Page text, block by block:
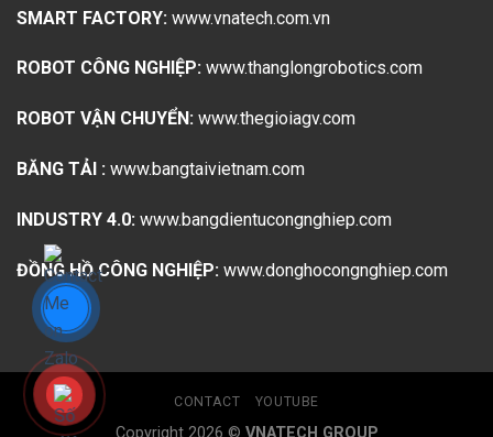
SMART FACTORY: www.vnatech.com.vn
ROBOT CÔNG NGHIỆP: www.thanglongrobotics.com
ROBOT VẬN CHUYỂN: www.thegioiagv.com
BĂNG TẢI : www.bangtaivietnam.com
INDUSTRY 4.0: www.bangdientucongnghiep.com
ĐỒNG HỒ CÔNG NGHIỆP: www.donghocongnghiep.com
CONTACT YOUTUBE